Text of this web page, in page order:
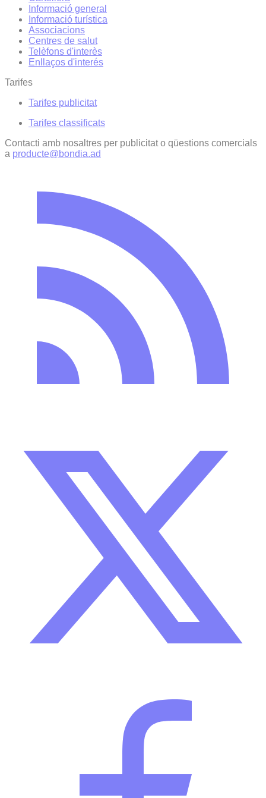
Informació general
Informació turística
Associacions
Centres de salut
Telèfons d'interès
Enllaços d'interés
Tarifes
Tarifes publicitat
Tarifes classificats
Contacti amb nosaltres per publicitat o qüestions comercials
a producte@bondia.ad